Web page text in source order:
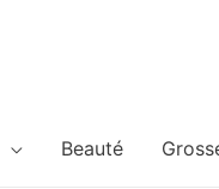
Beauté